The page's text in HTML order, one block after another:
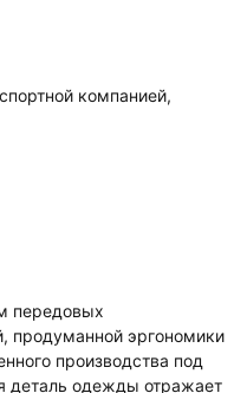
компанией,
передовых
продуманной эргономики
производства под
деталь одежды отражает